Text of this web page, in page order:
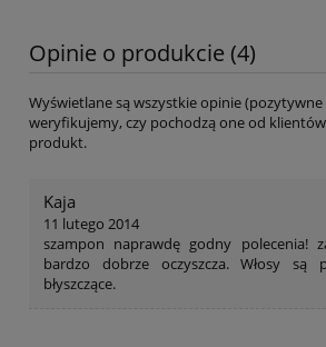
Opinie o produkcie (4)
Wyświetlane są wszystkie opinie
weryfikujemy, czy pochodzą one od
produkt.
Kaja
11 lutego 2014
szampon naprawdę godny polecenia!
bardzo dobrze oczyszcza. Włosy
błyszczące.